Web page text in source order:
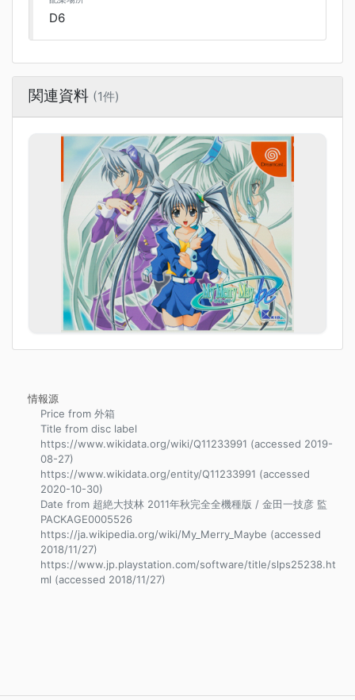
D6
関連資料 (1件)
情報源
Price from 外箱
Title from disc label
https://www.wikidata.org/wiki/Q11233991 (accessed 2019-
08-27)
https://www.wikidata.org/entity/Q11233991 (accessed
2020-10-30)
Date from 超絶大技林 2011年秋完全全機種版 / 金田一技彦 監
PACKAGE0005526
https://ja.wikipedia.org/wiki/My_Merry_Maybe (accessed
2018/11/27)
https://www.jp.playstation.com/software/title/slps25238.ht
ml (accessed 2018/11/27)